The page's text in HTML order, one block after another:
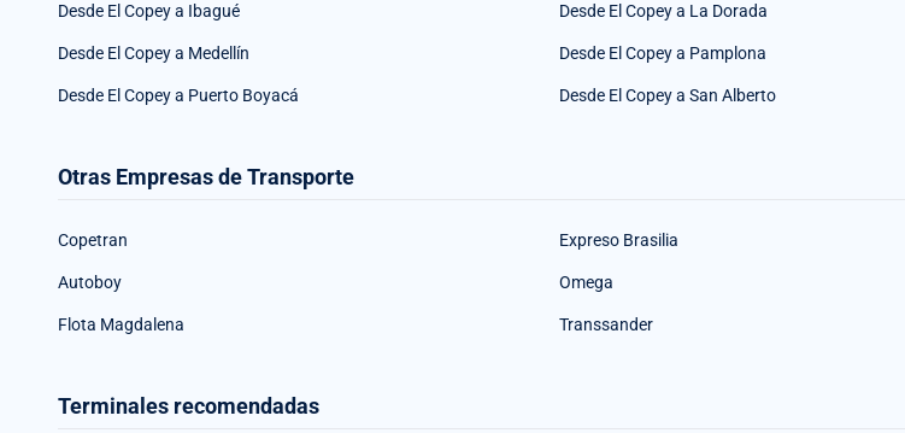
Desde El Copey a Ibagué Desde El Copey a La Dorada
Desde El Copey a Medellín Desde El Copey a Pamplona
Desde El Copey a Puerto Boyacá Desde El Copey a San Alberto
Otras Empresas de Transporte
Copetran Expreso Brasilia
Autoboy Omega
Flota Magdalena Transsander
Terminales recomendadas